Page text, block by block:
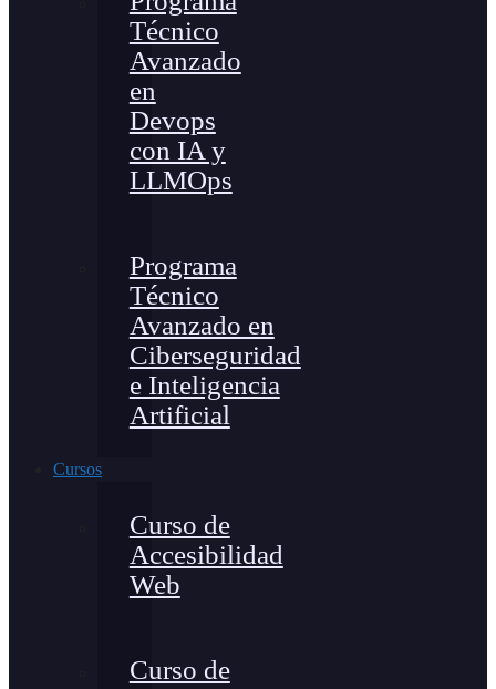
Técnico
Avanzado
en
Devops
con IA y
LLMOps
Programa
Técnico
Avanzado en
Ciberseguridad
e Inteligencia
Artificial
Cursos
Curso de
Accesibilidad
Web
Curso de